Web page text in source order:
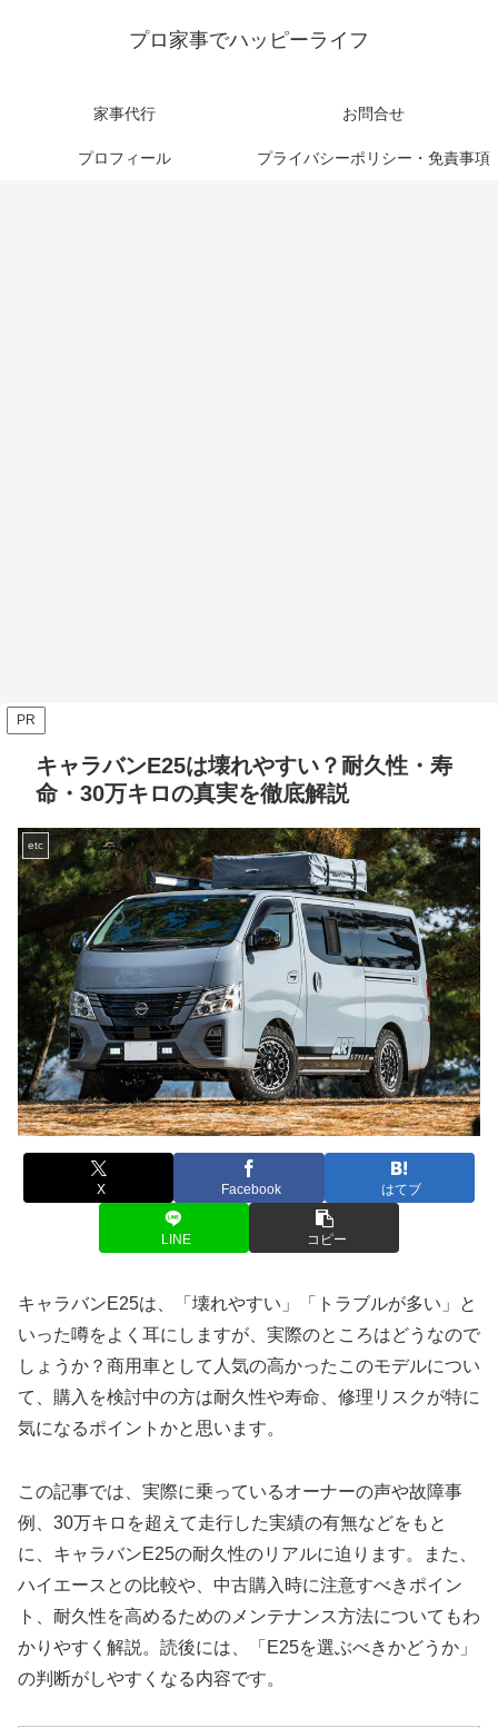
プロ家事でハッピーライフ
家事代行 お問合せ
プロフィール プライバシーポリシー・免責事項
PR
キャラバンE25は壊れやすい？耐久性・寿
命・30万キロの真実を徹底解説
etc
X Facebook はてブ
LINE コピー
キャラバンE25は、「壊れやすい」「トラブルが多い」と
いった噂をよく耳にしますが、実際のところはどうなので
しょうか？商用車として人気の高かったこのモデルについ
て、購入を検討中の方は耐久性や寿命、修理リスクが特に
気になるポイントかと思います。
この記事では、実際に乗っているオーナーの声や故障事
例、30万キロを超えて走行した実績の有無などをもと
に、キャラバンE25の耐久性のリアルに迫ります。また、
ハイエースとの比較や、中古購入時に注意すべきポイン
ト、耐久性を高めるためのメンテナンス方法についてもわ
かりやすく解説。読後には、「E25を選ぶべきかどうか」
の判断がしやすくなる内容です。